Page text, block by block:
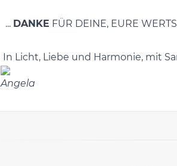
... DANKE FÜR DEINE, EURE
In Licht, Liebe und Harmonie, mit
Angela